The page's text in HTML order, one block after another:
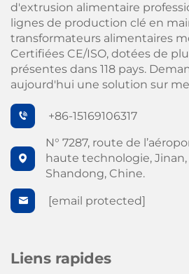
d'extrusion alimentaire
lignes de production clé en
transformateurs alimentaires
Certifiées CE/ISO, dotées de
présentes dans 118 pays.
aujourd'hui une solution sur
+86-15169106317
N° 7287, route de
haute technologie,
Shandong, Chine.
[email protected]
Liens rapides